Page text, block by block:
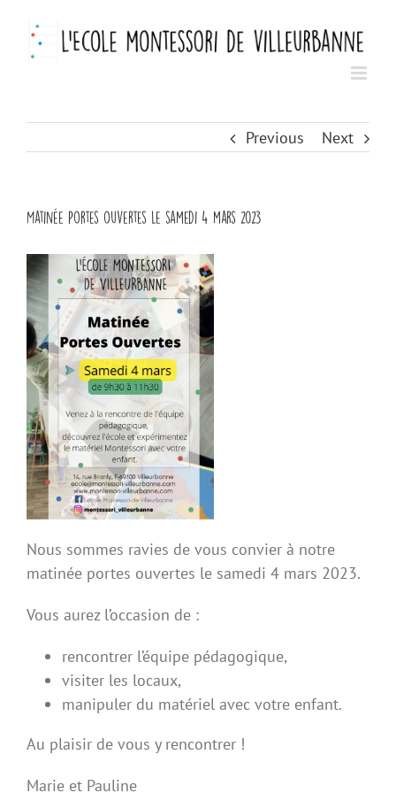
content
Previous Next
Matinée Portes ouvertes le samedi 4 mars 2023
Nous sommes ravies de vous convier à notre
matinée portes ouvertes le samedi 4 mars 2023.
Vous aurez l’occasion de :
rencontrer l’équipe pédagogique,
visiter les locaux,
manipuler du matériel avec votre enfant.
Au plaisir de vous y rencontrer !
Marie et Pauline